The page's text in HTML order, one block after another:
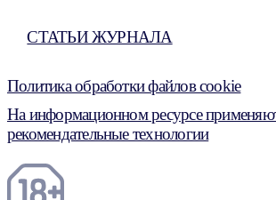
СТАТЬИ ЖУРНАЛА
Политика обработки файлов cookie
На информационном ресурсе
рекомендательные технологии